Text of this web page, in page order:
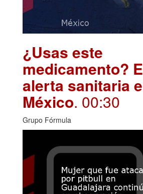
¿Usas este
medicamento?
alerta sanitaria
México. 00:30
Grupo Fórmula